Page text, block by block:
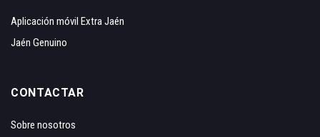
Aplicación móvil Extra Jaén
Jaén Genuino
CONTACTAR
Sobre nosotros